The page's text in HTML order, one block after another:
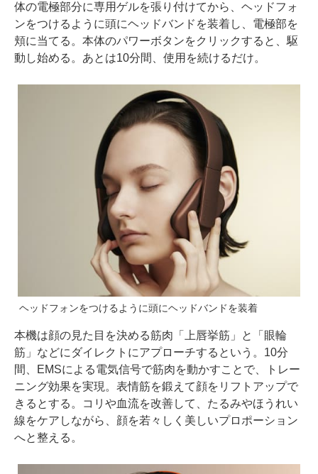
体の電極部分に専用ゲルを張り付けてから、ヘッドフォ
ンをつけるように頭にヘッドバンドを装着し、電極部を
頬に当てる。本体のパワーボタンをクリックすると、駆
動し始める。あとは10分間、使用を続けるだけ。
ヘッドフォンをつけるように頭にヘッドバンドを装着
本機は顔の見た目を決める筋肉「上唇挙筋」と「眼輪
筋」などにダイレクトにアプローチするという。10分
間、EMSによる電気信号で筋肉を動かすことで、トレー
ニング効果を実現。表情筋を鍛えて顔をリフトアップで
きるとする。コリや血流を改善して、たるみやほうれい
線をケアしながら、顔を若々しく美しいプロポーション
へと整える。